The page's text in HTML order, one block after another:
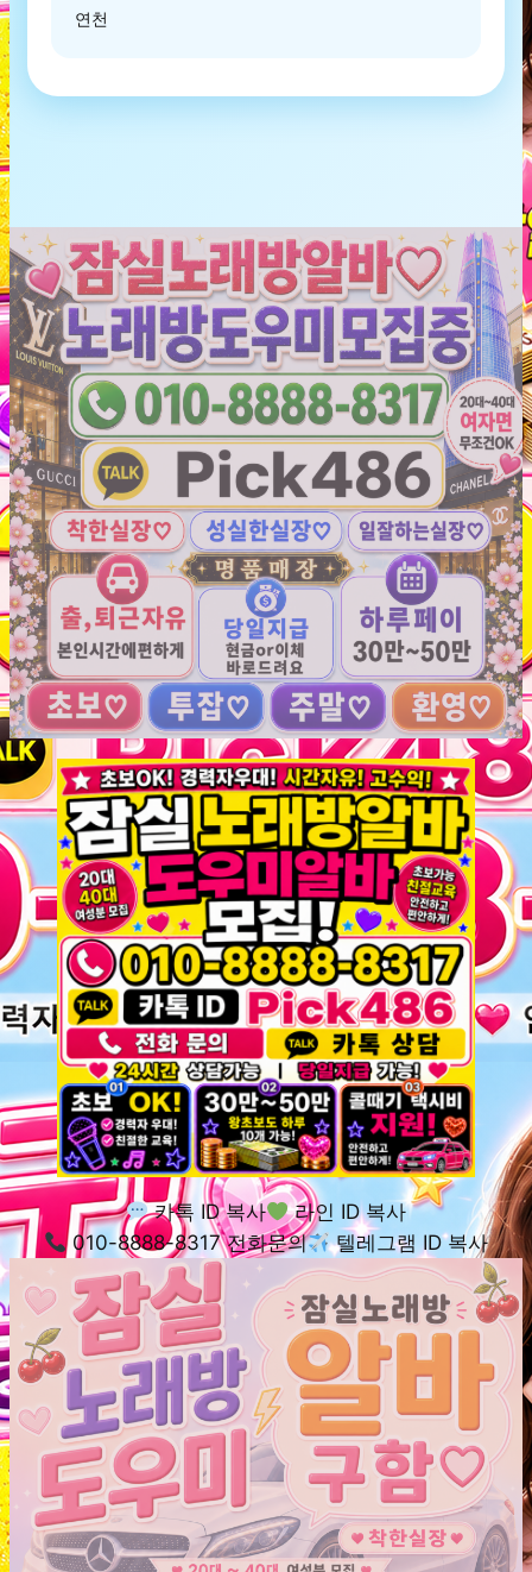
연천
카톡 ID 복사
라인 ID 복사
010-8888-8317 전화문의
텔레그램 ID 복사